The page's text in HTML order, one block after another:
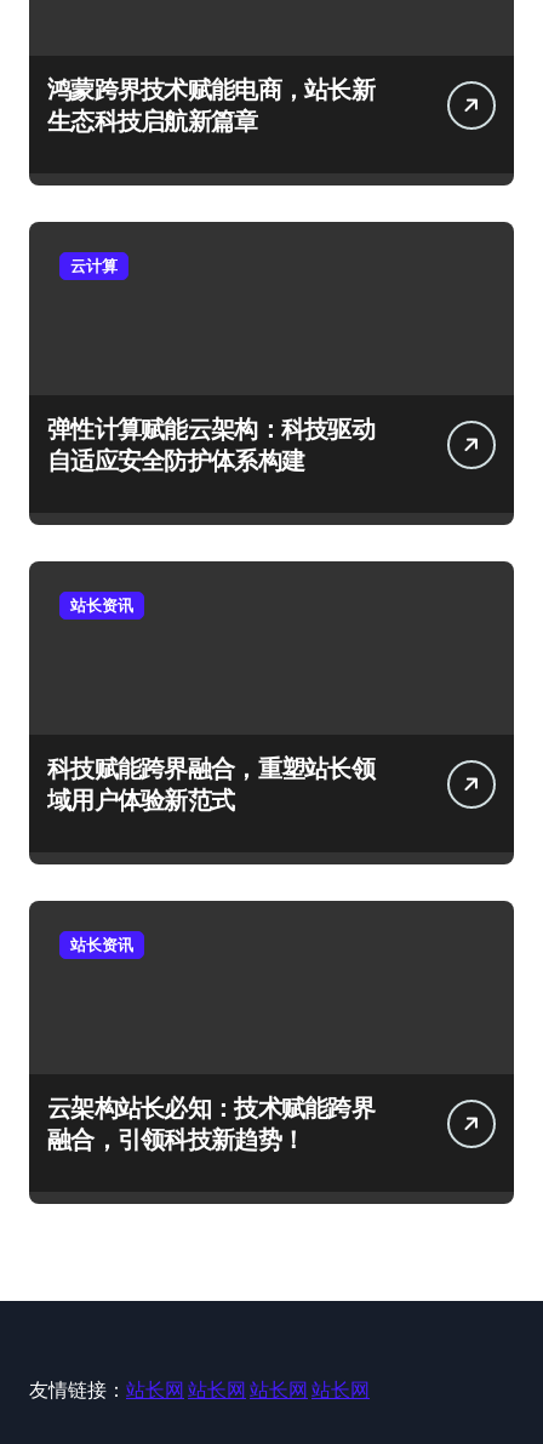
鸿蒙跨界技术赋能电商，站长新
生态科技启航新篇章
云计算
弹性计算赋能云架构：科技驱动
自适应安全防护体系构建
站长资讯
科技赋能跨界融合，重塑站长领
域用户体验新范式
站长资讯
云架构站长必知：技术赋能跨界
融合，引领科技新趋势！
友情链接： 站长网 站长网 站长网 站长网